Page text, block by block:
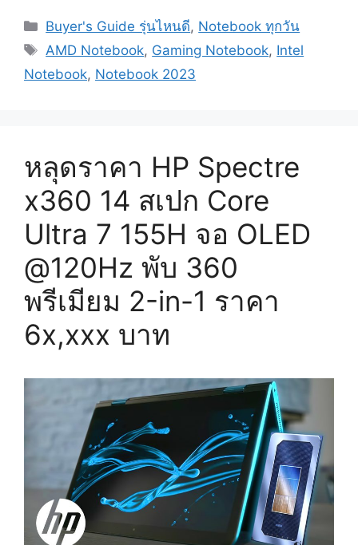
Categories
Buyer's Guide รุ่นไหนดี, Notebook ทุกวัน
Tags
AMD Notebook, Gaming Notebook, Intel
Notebook, Notebook 2023
หลุดราคา HP Spectre
x360 14 สเปก Core
Ultra 7 155H จอ OLED
@120Hz พับ 360
พรีเมียม 2-in-1 ราคา
6x,xxx บาท